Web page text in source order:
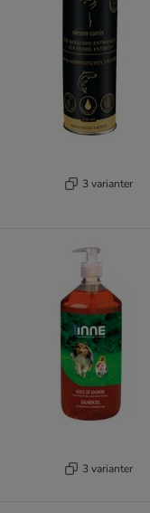
3 varianter
3 varianter